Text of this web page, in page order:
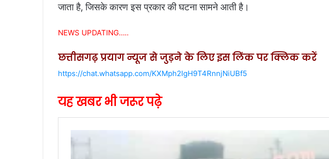
जाता है, जिसके कारण इस प्रकार की घटना सामने आती है।
NEWS UPDATING…..
छत्तीसगढ़ प्रयाग न्यूज से जुड़ने के लिए इस लिंक पर क्लिक करें
https://chat.whatsapp.com/KXMph2IgH9T4RnnjNiUBf5
यह खबर भी जरूर पढ़े